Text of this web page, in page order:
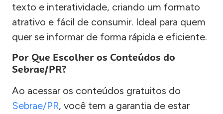
texto e interatividade, criando um formato
atrativo e fácil de consumir. Ideal para quem
quer se informar de forma rápida e eficiente.
Por Que Escolher os Conteúdos do
Sebrae/PR?
Ao acessar os conteúdos gratuitos do
Sebrae/PR, você tem a garantia de estar